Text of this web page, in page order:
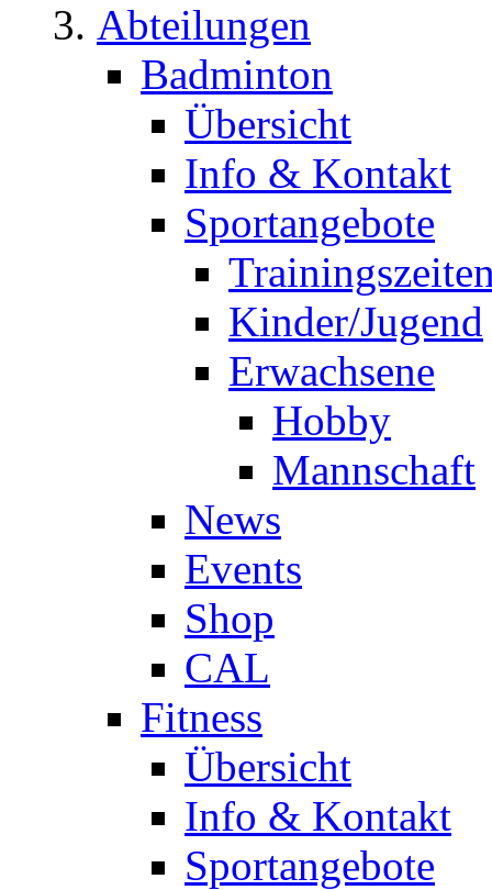
Abteilungen
Badminton
Übersicht
Info & Kontakt
Sportangebote
Kinder/Jugend
Erwachsene
Hobby
Mannschaft
News
Events
Shop
CAL
Fitness
Übersicht
Info & Kontakt
Sportangebote